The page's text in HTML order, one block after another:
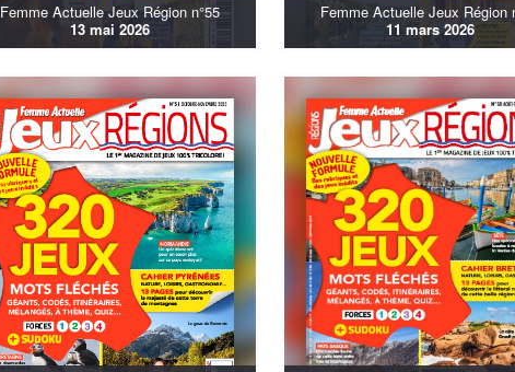
Femme Actuelle Jeux Région n°55
13 mai 2026
Femme Actuelle Jeux Région
11 mars 2026